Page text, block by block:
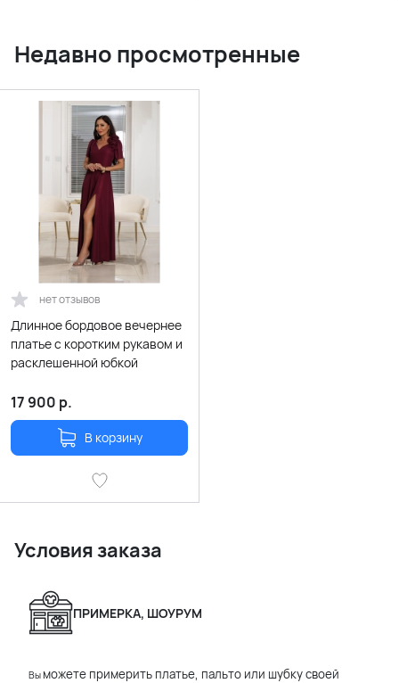
Недавно просмотренные
нет отзывов
Длинное бордовое вечернее
платье с коротким рукавом и
расклешенной юбкой
17 900 р.
В корзину
Условия заказа
ПРИМЕРКА, ШОУРУМ
Вы можете примерить платье, пальто или шубку своей